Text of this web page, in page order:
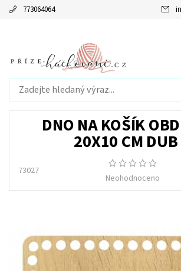
773064064
DNO NA KOŠÍK
20X10 CM
73027
Neohodnoceno